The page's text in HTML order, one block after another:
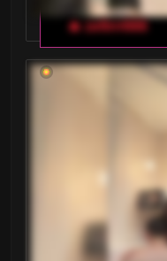
wyjątkowe
aby spotkać
przemyśleniami.
🔥 zefirrr666